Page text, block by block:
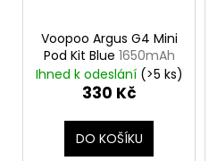
Voopoo Argus G4 Mini
Pod Kit Blue 1650mAh
Ihned k odeslání (>5 ks)
330 Kč
DO KOŠÍKU